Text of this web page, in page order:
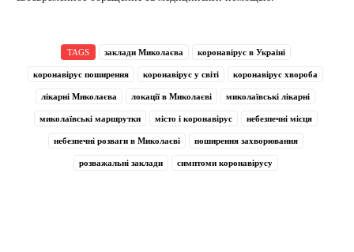
TAGS заклади Миколаєва коронавірус в Україні
коронавірус поширення коронавірус у світі коронавірус хвороба
лікарні Миколаєва локації в Миколаєві миколаївські лікарні
миколаївські маршрутки місто і коронавірус небезпечні місця
небезпечні розваги в Миколаєві поширення захворювання
розважальні заклади симптоми коронавірусу